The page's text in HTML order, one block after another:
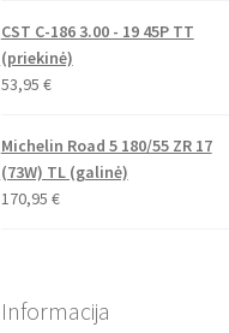
CST C-186 3.00 - 19 45P TT
(priekinė)
53,95 €
Michelin Road 5 180/55 ZR 17
(73W) TL (galinė)
170,95 €
Informacija